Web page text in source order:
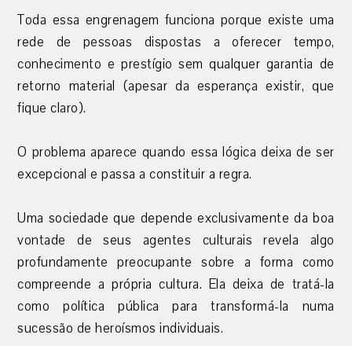
Toda essa engrenagem funciona porque existe uma
rede de pessoas dispostas a oferecer tempo,
conhecimento e prestígio sem qualquer garantia de
retorno material (apesar da esperança existir, que
fique claro).
O problema aparece quando essa lógica deixa de ser
excepcional e passa a constituir a regra.
Uma sociedade que depende exclusivamente da boa
vontade de seus agentes culturais revela algo
profundamente preocupante sobre a forma como
compreende a própria cultura. Ela deixa de tratá-la
como política pública para transformá-la numa
sucessão de heroísmos individuais.